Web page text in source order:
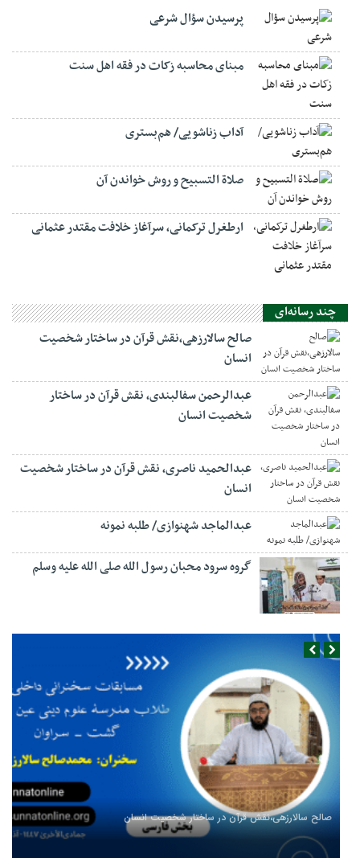
پرسیدن سؤال شرعی
مبنای محاسبه زکات در فقه اهل سنت
آداب زناشویی/ هم‌بستری
صلاة التسبيح و روش خواندن آن
ارطغرل ترکمانی، سرآغاز خلافت مقتدر عثمانی
چند رسانه‌ای
صالح سالارزهی،‌نقش قرآن در ساختار شخصیت
انسان
عبدالرحمن سفالبندی، نقش قرآن در ساختار
شخصیت انسان
عبدالحمید ناصری، نقش قرآن در ساختار شخصیت
انسان
عبدالماجد شهنوازی/ طلبه نمونه
گروه سرود محبان رسول الله صلی الله علیه وسلم
صالح سالارزهی،‌نقش قرآن در ساختار شخصیت انسان